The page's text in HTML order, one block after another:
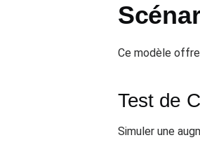
Ce modèle
Test de
Simuler une